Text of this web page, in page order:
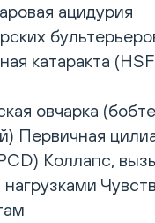
ацидурия
катаракта
овчарка
Первичная
Коллапс,